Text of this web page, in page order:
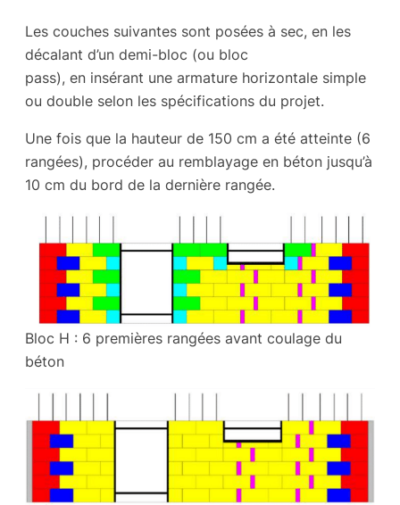
Les couches suivantes sont posées à sec, en les
décalant d’un demi-bloc (ou bloc
pass), en insérant une armature horizontale simple
ou double selon les spécifications du projet.
Une fois que la hauteur de 150 cm a été atteinte (6
rangées), procéder au remblayage en béton jusqu’à
10 cm du bord de la dernière rangée.
Bloc H : 6 premières rangées avant coulage du
béton